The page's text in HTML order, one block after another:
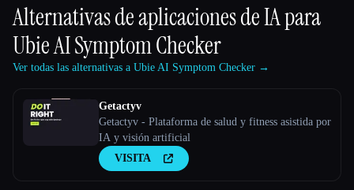
Alternativas de aplicaciones de IA para
Ubie AI Symptom Checker
Ver todas las alternativas a Ubie AI Symptom Checker →
Getactyv
Getactyv - Plataforma de salud y fitness asistida por
IA y visión artificial
VISITA